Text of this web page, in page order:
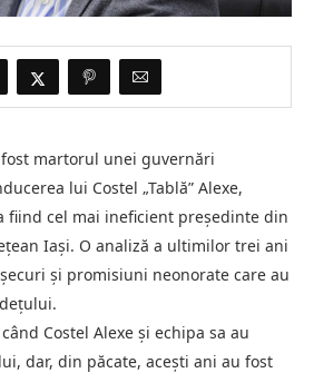
martorul unei guvernări
lui Costel „Tablă” Alexe,
fiind cel mai ineficient președinte din
Iași. O analiză a ultimilor trei ani
și promisiuni neonorate care au
Costel Alexe și echipa sa au
dar, din păcate, acești ani au fost